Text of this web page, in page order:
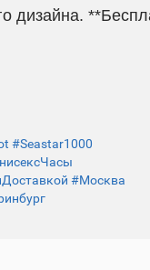
дизайна.
#Seastar1000
#Москва